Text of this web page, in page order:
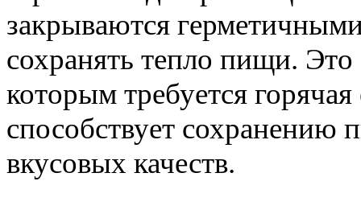
закрываются
сохранять тепло пищи.
которым требуется
способствует сохранению
вкусовых качеств.